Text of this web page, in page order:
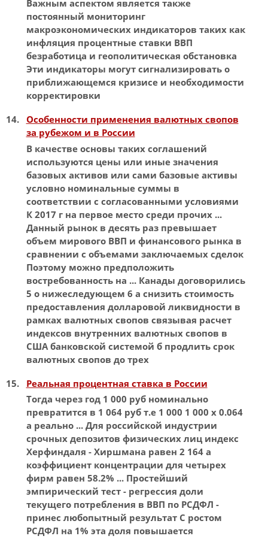
Важным аспектом является также
постоянный мониторинг
макроэкономических индикаторов таких как
инфляция процентные ставки ВВП
безработица и геополитическая обстановка
Эти индикаторы могут сигнализировать о
приближающемся кризисе и необходимости
корректировки
Особенности применения валютных свопов
за рубежом и в России
В качестве основы таких соглашений
используются цены или иные значения
базовых активов или сами базовые активы
условно номинальныесуммы в
соответствии с согласованными условиями
К 2017 г на первое место среди прочих ...
Данный рынок в десять раз превышает
объем мирового ВВП и финансового рынка в
сравнении с объемами заключаемых сделок
Поэтому можно предположить
востребованность на ... Канады договорились
5 о нижеследующем 6 а снизить стоимость
предоставления долларовой ликвидности в
рамках валютных свопов связывая расчет
индексов внутренних валютных свопов в
США банковской системой б продлить срок
валютных свопов до трех
Реальная процентная ставка в России
Тогда через год 1 000 руб номинально
превратится в 1 064 руб т.е 1 000 1 000 х 0.064
а реально ... Для российской индустрии
срочных депозитов физических лиц индекс
Херфиндаля - Хиршмана равен 2 164 а
коэффициент концентрации для четырех
фирм равен 58.2% ... Простейший
эмпирический тест - регрессия доли
текущего потребления в ВВП по РСДФЛ -
принес любопытный результат С ростом
РСДФЛ на 1% эта доля повышается